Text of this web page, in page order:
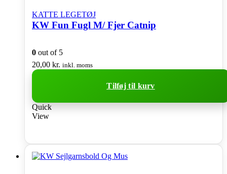
KATTE LEGETØJ
KW Fun Fugl M/ Fjer Catnip
0 out of 5
20,00 kr. inkl. moms
Tilføj til kurv
Quick
View